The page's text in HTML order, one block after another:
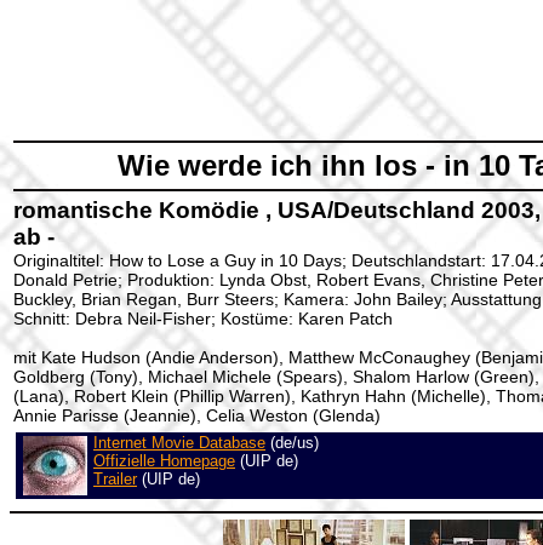
Wie werde ich ihn los - in 10
romantische Komödie , USA/Deutschland
ab -
Originaltitel: How to Lose a Guy in 10 Days; Deutschlandstart:
Donald Petrie; Produktion: Lynda Obst, Robert Evans, Christine
Buckley, Brian Regan, Burr Steers; Kamera: John Bailey;
Schnitt: Debra Neil-Fisher; Kostüme: Karen Patch
mit Kate Hudson (Andie Anderson), Matthew McConaughey
Goldberg (Tony), Michael Michele (Spears), Shalom Harlow
(Lana), Robert Klein (Phillip Warren), Kathryn Hahn (Michelle),
Annie Parisse (Jeannie), Celia Weston (Glenda)
Internet Movie Database (de/us)
Offizielle Homepage (UIP de)
Trailer(UIP de)